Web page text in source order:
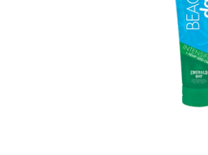
BEACH DAZE